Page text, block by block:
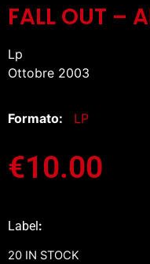
FALL OUT –
Lp
Ottobre 2003
Formato: LP
€10.00
Label:
20 IN STOCK